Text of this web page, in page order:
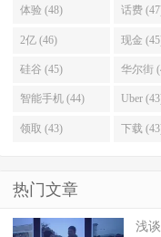
体验 (48) 话费
2亿 (46) 现金
硅谷 (45) 华尔街
智能手机 (44) Uber
领取 (43) 下载
热门文章
浅